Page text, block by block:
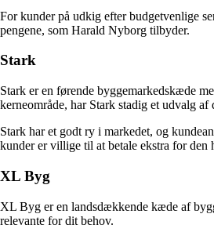
For kunder på udkig efter budgetvenlige
pengene, som Harald Nyborg tilbyder.
Stark
Stark er en førende byggemarkedskæde
kerneområde, har Stark stadig et udvalg
Stark har et godt ry i markedet, og
kunder er villige til at betale ekstra for den
XL Byg
XL Byg er en landsdækkende kæde af
relevante for dit behov.